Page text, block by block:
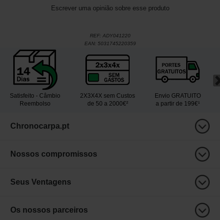
Escrever uma opinião sobre esse produto
REF: ADY041220
EAN: 5031745220359
Satisfeito - Câmbio
Reembolso
2X3X4X sem Custos
de 50 a 2000€²
Envio GRATUITO
a partir de 199€¹
Chronocarpa.pt
Nossos compromissos
Seus Ventagens
Os nossos parceiros